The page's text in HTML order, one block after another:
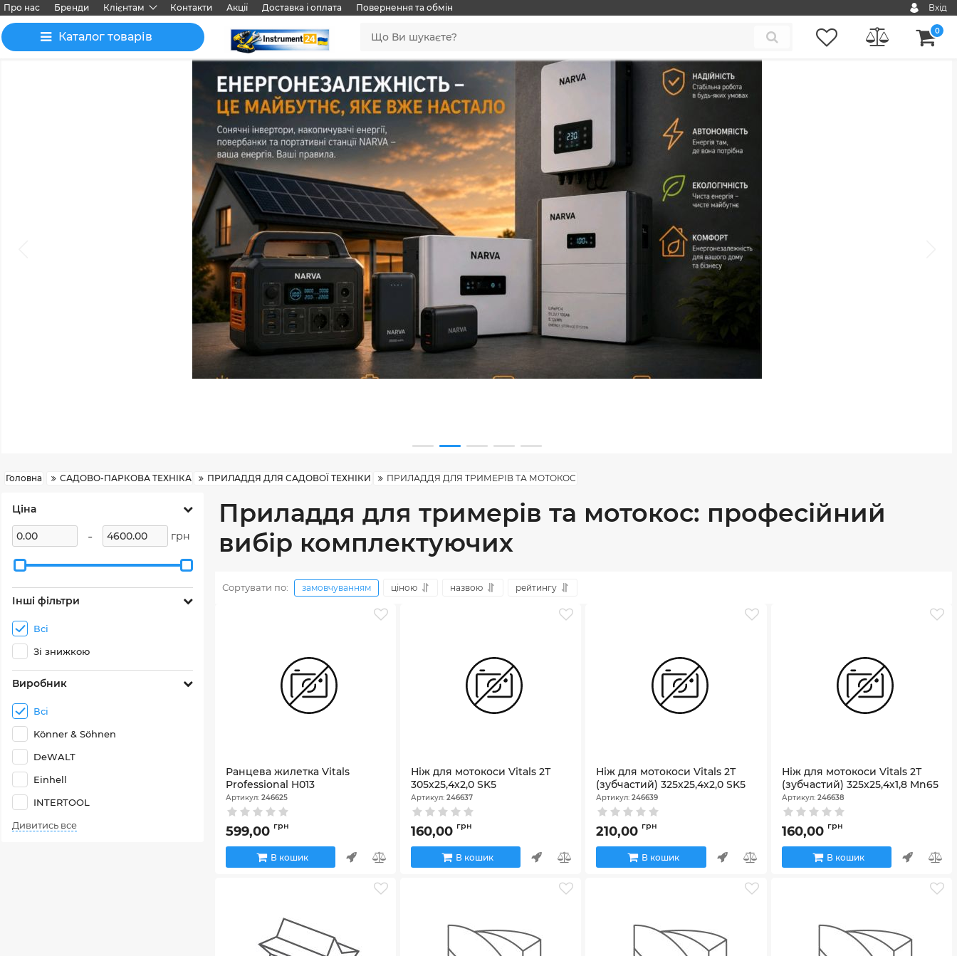
Про нас Бренди Клієнтам Контакти Акції Доставка і оплата Повернення та обмін Вхід
Каталог товарів 0
Головна САДОВО-ПАРКОВА ТЕХНІКА ПРИЛАДДЯ ДЛЯ САДОВОЇ ТЕХНІКИ ПРИЛАДДЯ ДЛЯ ТРИМЕРІВ ТА МОТОКОС
Ціна
- грн
Інші фільтри
Всі
Зі знижкою
Виробник
Всі
Könner & Söhnen
DeWALT
Einhell
INTERTOOL
Дивитись все
Приладдя для тримерів та мотокос: професійний
вибір комплектуючих
Сортувати по: замовчуванням ціною назвою рейтингу
Ранцева жилетка Vitals
Professional H013
Артикул: 246625
599,00 грн
В кошик
Ніж для мотокоси Vitals 2Т
305х25,4х2,0 SK5
Артикул:246637
160,00 грн
В кошик
Ніж для мотокоси Vitals 2Т
(зубчастий) 325х25,4х2,0 SK5
Артикул:246639
210,00 грн
В кошик
Ніж для мотокоси Vitals 2Т
(зубчастий) 325х25,4х1,8 Mn65
Артикул: 246638
160,00 грн
В кошик